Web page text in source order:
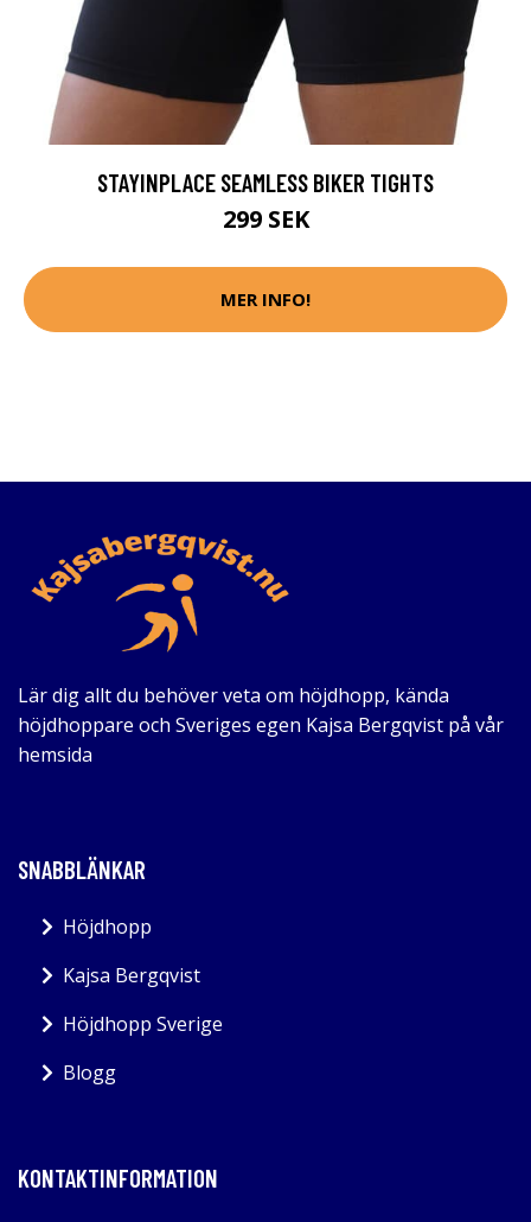
STAYINPLACE SEAMLESS BIKER TIGHTS
299 SEK
MER INFO!
Lär dig allt du behöver veta om höjdhopp, kända
höjdhoppare och Sveriges egen Kajsa Bergqvist på vår
hemsida
SNABBLÄNKAR
Höjdhopp
Kajsa Bergqvist
Höjdhopp Sverige
Blogg
KONTAKTINFORMATION